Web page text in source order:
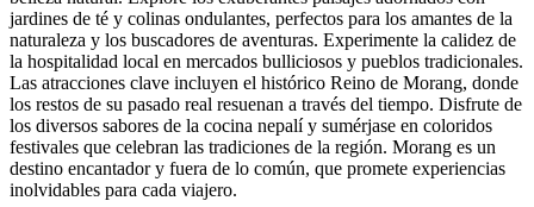
jardines de té y colinas ondulantes, perfectos para los amantes de la
naturaleza y los buscadores de aventuras. Experimente la calidez de
la hospitalidad local en mercados bulliciosos y pueblos tradicionales.
Las atracciones clave incluyen el histórico Reino de Morang, donde
los restos de su pasado real resuenan a través del tiempo. Disfrute de
los diversos sabores de la cocina nepalí y sumérjase en coloridos
festivales que celebran las tradiciones de la región. Morang es un
destino encantador y fuera de lo común, que promete experiencias
inolvidables para cada viajero.